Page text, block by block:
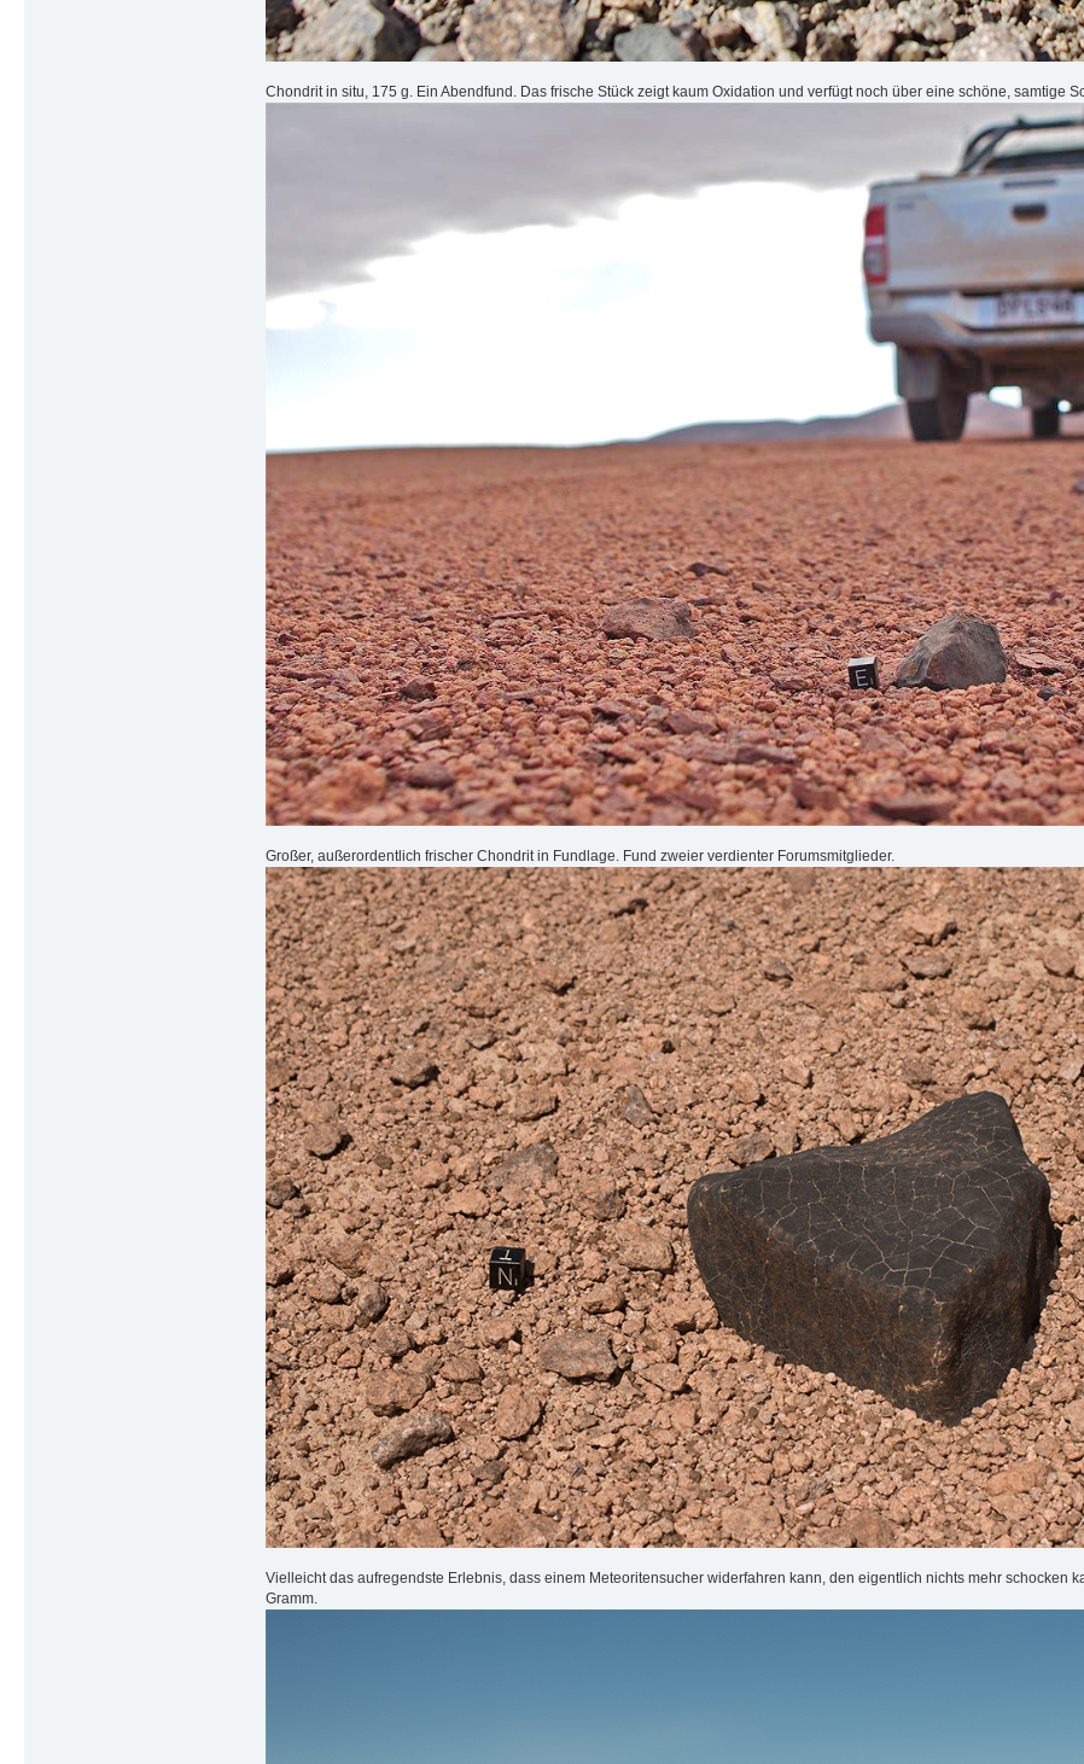
Chondrit in situ, 175 g. Ein Abendfund. Das frische Stück zeigt kaum Oxidation und verfügt noch über eine schöne, samtige
Großer, außerordentlich frischer Chondrit in Fundlage. Fund zweier verdienter Forumsmitglieder.
Vielleicht das aufregendste Erlebnis, dass einem Meteoritensucher widerfahren kann, den eigentlich nichts mehr schocken
Gramm.